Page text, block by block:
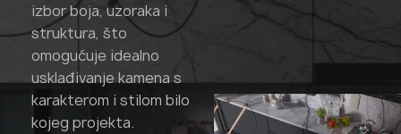
izbor boja, uzoraka i
struktura, što
omogućuje idealno
usklađivanje kamena s
karakterom i stilom bilo
kojeg projekta.